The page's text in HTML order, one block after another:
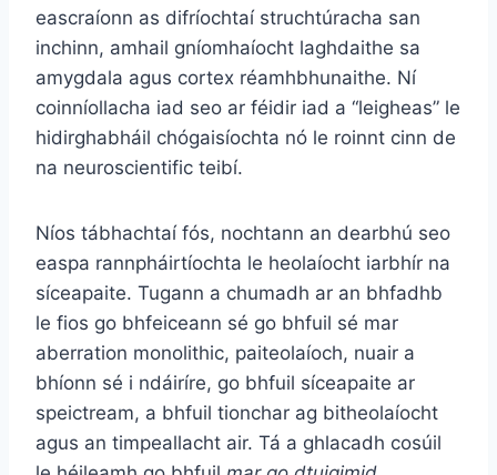
eascraíonn as difríochtaí struchtúracha san
inchinn, amhail gníomhaíocht laghdaithe sa
amygdala agus cortex réamhbhunaithe. Ní
coinníollacha iad seo ar féidir iad a “leigheas” le
hidirghabháil chógaisíochta nó le roinnt cinn de
na neuroscientific teibí.
Níos tábhachtaí fós, nochtann an dearbhú seo
easpa rannpháirtíochta le heolaíocht iarbhír na
síceapaite. Tugann a chumadh ar an bhfadhb
le fios go bhfeiceann sé go bhfuil sé mar
aberration monolithic, paiteolaíoch, nuair a
bhíonn sé i ndáiríre, go bhfuil síceapaite ar
speictream, a bhfuil tionchar ag bitheolaíocht
agus an timpeallacht air. Tá a ghlacadh cosúil